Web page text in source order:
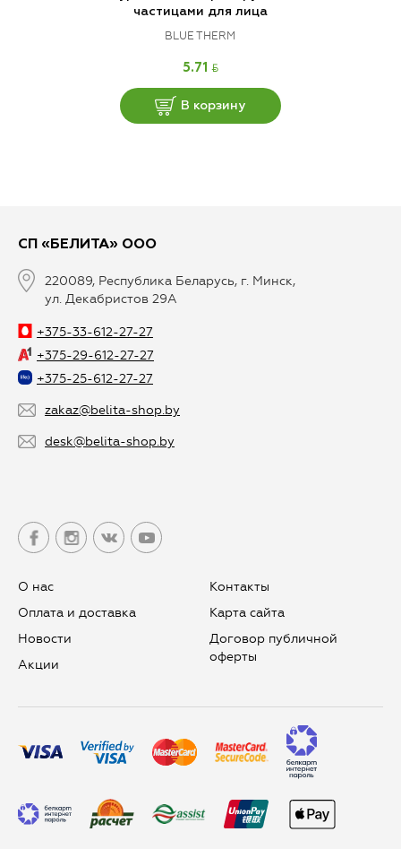
частицами для лица
BLUE THERM
5.71 BYN
В корзину
СП «БЕЛИТА» ООО
220089, Республика Беларусь, г. Минск,
ул. Декабристов 29А
+375-33-612-27-27
+375-29-612-27-27
+375-25-612-27-27
zakaz@belita-shop.by
desk@belita-shop.by
О нас
Оплата и доставка
Новости
Aкции
Контакты
Карта сайта
Договор публичной
оферты